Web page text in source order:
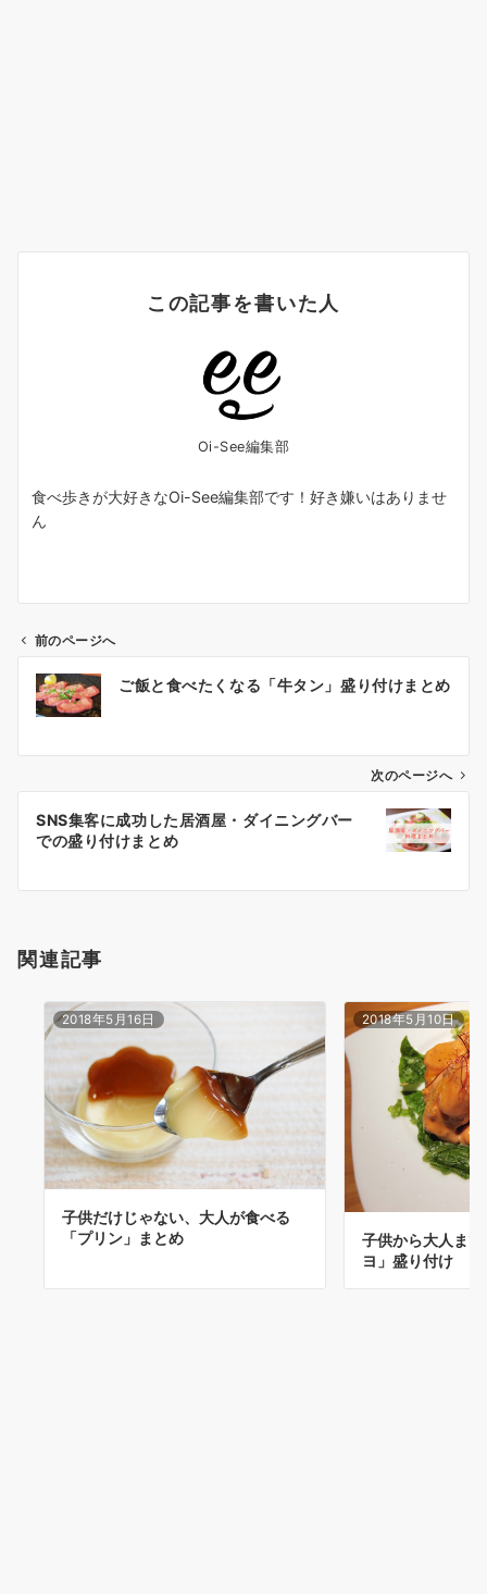
この記事を書いた人
Oi-See編集部
食べ歩きが大好きなOi-See編集部です！好き嫌いはありませ
ん
ン
前のページへ
ご飯と食べたくなる「牛タン」盛り付けまとめ
次のページへ
SNS集客に成功した居酒屋・ダイニングバー
での盛り付けまとめ
関連記事
2018年5月16日
子供だけじゃない、大人が食べる
「プリン」まとめ
2018年5月10日
子供から大人ま
ヨ」盛り付け